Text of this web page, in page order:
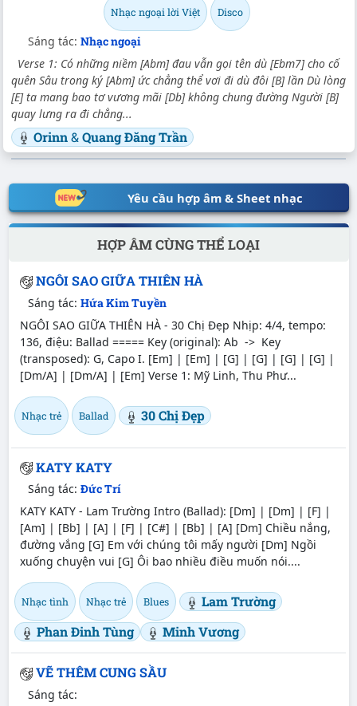
Nhạc ngoại lời Việt Disco
Sáng tác: Nhạc ngoại
Verse 1: Có những niềm [Abm] đau vẫn gọi tên dù [Ebm7] cho cố
quên Sâu trong ký [Abm] ức chẳng thể vơi đi dù đôi [B] lần Dù lòng
[E] ta mang bao tơ vương mãi [Db] không chung đường Người [B]
quay lưng ra đi chẳng...
Orinn&Quang Đăng Trần
Yêu cầu hợp âm & Sheet nhạc
HỢP ÂM CÙNG THỂ LOẠI
NGÔI SAO GIỮA THIÊN HÀ
Sáng tác: Hứa Kim Tuyền
NGÔI SAO GIỮA THIÊN HÀ - 30 Chị Đẹp Nhịp: 4/4, tempo:
136, điệu: Ballad ===== Key (original): Ab -> Key
(transposed): G, Capo I. [Em] | [Em] | [G] | [G] | [G] | [G] |
[Dm/A] | [Dm/A] | [Em] Verse 1: Mỹ Linh, Thu Phư...
Nhạc trẻ Ballad 30 Chị Đẹp
KATY KATY
Sáng tác: Đức Trí
KATY KATY - Lam Trường Intro (Ballad): [Dm] | [Dm] | [F] |
[Am] | [Bb] | [A] | [F] | [C#] | [Bb] | [A] [Dm] Chiều nắng,
đường vắng [G] Em với chúng tôi mấy người [Dm] Ngồi
xuống chuyện vui [G] Ôi bao nhiều điều muốn nói....
Nhạc tình Nhạc trẻ Blues
Lam Trường
Phan Đinh Tùng
Minh Vương
VẼ THÊM CUNG SẦU
Sáng tác: